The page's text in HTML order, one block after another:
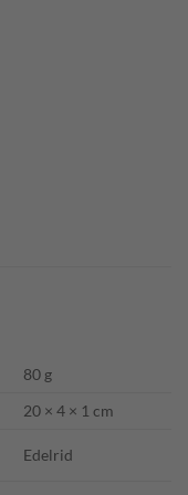
80 g
20 × 4 × 1 cm
Edelrid